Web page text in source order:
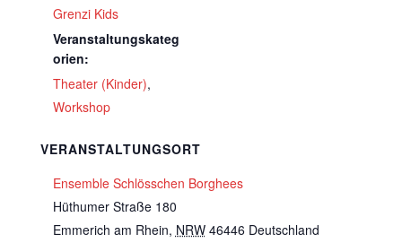
Grenzi Kids
Veranstaltungskateg
orien:
Theater (Kinder),
Workshop
VERANSTALTUNGSORT
Ensemble Schlösschen Borghees
Hüthumer Straße 180
Emmerich am Rhein, NRW 46446 Deutschland